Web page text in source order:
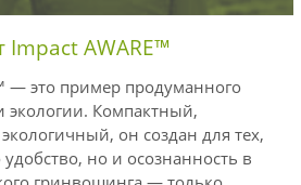
AWARE™
— это пример продуманного
экологии. Компактный,
он создан для тех,
но и осознанность в